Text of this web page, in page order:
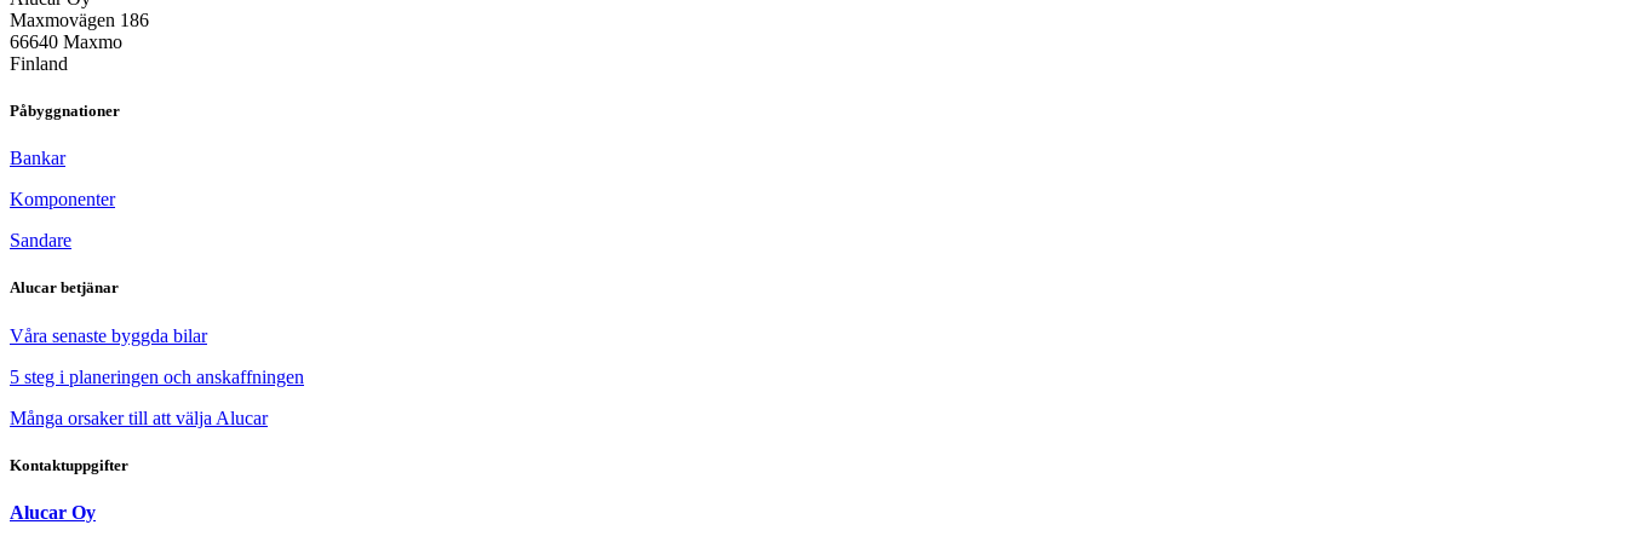
Maxmovägen 186
66640 Maxmo
Finland
Påbyggnationer
Bankar
Komponenter
Sandare
Alucar betjänar
Våra senaste byggda bilar
5 steg i planeringen och anskaffningen
Många orsaker till att välja Alucar
Kontaktuppgifter
Alucar Oy